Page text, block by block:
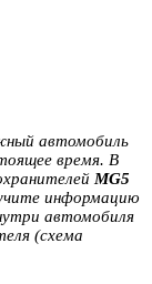
автомобиль
время. В
MG5
информацию
автомобиля
(схема